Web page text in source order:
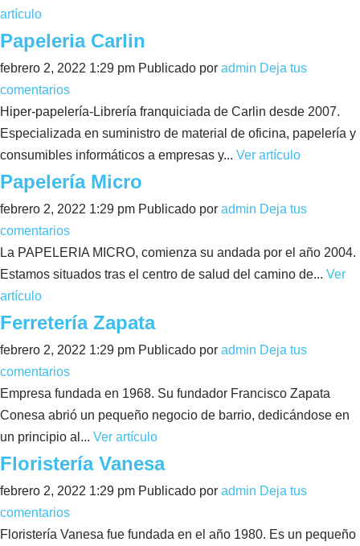
artículo
Papeleria Carlin
febrero 2, 2022 1:29 pm Publicado por admin Deja tus
comentarios
Hiper-papelería-Librería franquiciada de Carlin desde 2007.
Especializada en suministro de material de oficina, papelería y
consumibles informáticos a empresas y... Ver artículo
Papelería Micro
febrero 2, 2022 1:29 pm Publicado por admin Deja tus
comentarios
La PAPELERIA MICRO, comienza su andada por el año 2004.
Estamos situados tras el centro de salud del camino de... Ver
artículo
Ferretería Zapata
febrero 2, 2022 1:29 pm Publicado por admin Deja tus
comentarios
Empresa fundada en 1968. Su fundador Francisco Zapata
Conesa abrió un pequeño negocio de barrio, dedicándose en
un principio al... Ver artículo
Floristería Vanesa
febrero 2, 2022 1:29 pm Publicado por admin Deja tus
comentarios
Floristería Vanesa fue fundada en el año 1980. Es un pequeño